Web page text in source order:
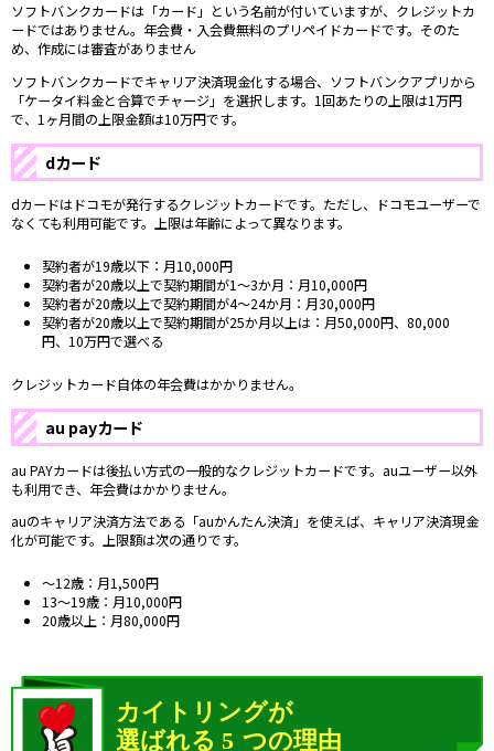
ソフトバンクカードは「カード」という名前が付いていますが、クレジットカ
ードではありません。年会費・入会費無料のプリペイドカードです。そのた
め、作成には審査がありません
ソフトバンクカードでキャリア決済現金化する場合、ソフトバンクアプリから
「ケータイ料金と合算でチャージ」を選択します。1回あたりの上限は1万円
で、1ヶ月間の上限金額は10万円です。
dカード
dカードはドコモが発行するクレジットカードです。ただし、ドコモユーザーで
なくても利用可能です。上限は年齢によって異なります。
契約者が19歳以下：月10,000円
契約者が20歳以上で契約期間が1～3か月：月10,000円
契約者が20歳以上で契約期間が4～24か月：月30,000円
契約者が20歳以上で契約期間が25か月以上は：月50,000円、80,000
円、10万円で選べる
クレジットカード自体の年会費はかかりません。
au payカード
au PAYカードは後払い方式の一般的なクレジットカードです。auユーザー以外
も利用でき、年会費はかかりません。
auのキャリア決済方法である「auかんたん決済」を使えば、キャリア決済現金
化が可能です。上限額は次の通りです。
～12歳：月1,500円
13～19歳：月10,000円
20歳以上：月80,000円